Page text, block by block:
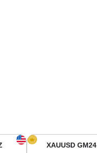
en América del sur
XAUUSD GM24